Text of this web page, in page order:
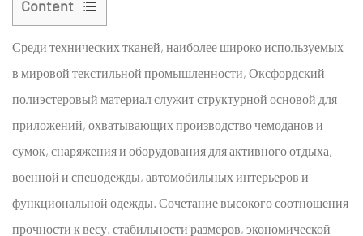
Content
1
Шаг 1.
Пять
ключевых
с
длинным
хвостом
с
высоким
Среди технических тканей, наиболее широко используемых
в мировой текстильной промышленности, Оксфордский
полиэстеровый материалслужит структурной основой для
приложений, охватывающих производство чемоданов и
сумок, снаряжения и оборудования для активного отдыха,
военной и спецодежды, автомобильных интерьеров и
функциональной одежды. Сочетание высокого соотношения
прочности к весу, стабильности размеров, экономической